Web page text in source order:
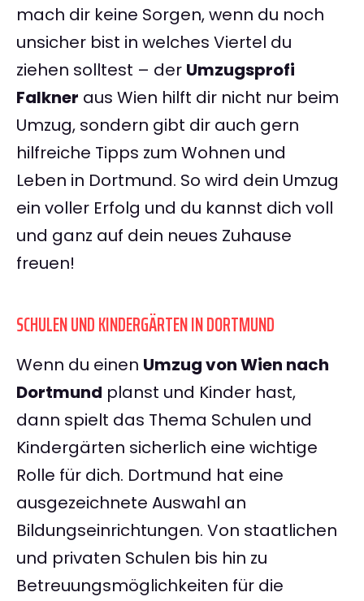
mach dir keine Sorgen, wenn du noch
unsicher bist in welches Viertel du
ziehen solltest – der Umzugsprofi
Falkner aus Wien hilft dir nicht nur beim
Umzug, sondern gibt dir auch gern
hilfreiche Tipps zum Wohnen und
Leben in Dortmund. So wird dein Umzug
ein voller Erfolg und du kannst dich voll
und ganz auf dein neues Zuhause
freuen!
SCHULEN UND KINDERGÄRTEN IN DORTMUND
Wenn du einen Umzug von Wien nach
Dortmund planst und Kinder hast,
dann spielt das Thema Schulen und
Kindergärten sicherlich eine wichtige
Rolle für dich. Dortmund hat eine
ausgezeichnete Auswahl an
Bildungseinrichtungen. Von staatlichen
und privaten Schulen bis hin zu
Betreuungsmöglichkeiten für die